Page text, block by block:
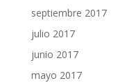
septiembre 2017
julio 2017
junio 2017
mayo 2017